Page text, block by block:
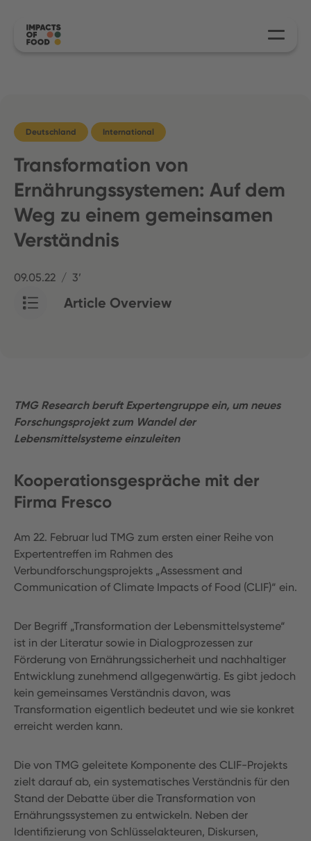
Deutschland International
Transformation von
Ernährungssystemen: Auf dem
Weg zu einem gemeinsamen
Verständnis
09.05.22 3’
Article Overview
Kooperationsgespräche mit der Firma Fresco
Veranschaulichung der Transformation von
Ernährungssystemen
TMG Research beruft Expertengruppe ein, um neues
Forschungsprojekt zum Wandel der
Lebensmittelsysteme einzuleiten
Kooperationsgespräche mit der
Firma Fresco
Am 22. Februar lud TMG zum ersten einer Reihe von
Expertentreffen im Rahmen des
Verbundforschungsprojekts „Assessment and
Communication of Climate Impacts of Food (CLIF)“ ein.
Der Begriff „Transformation der Lebensmittelsysteme“
ist in der Literatur sowie in Dialogprozessen zur
Förderung von Ernährungssicherheit und nachhaltiger
Entwicklung zunehmend allgegenwärtig. Es gibt jedoch
kein gemeinsames Verständnis davon, was
Transformation eigentlich bedeutet und wie sie konkret
erreicht werden kann.
Die von TMG geleitete Komponente des CLIF-Projekts
zielt darauf ab, ein systematisches Verständnis für den
Stand der Debatte über die Transformation von
Ernährungssystemen zu entwickeln. Neben der
Identifizierung von Schlüsselakteuren, Diskursen,